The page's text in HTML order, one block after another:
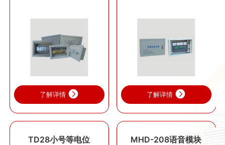
了解详情
TD28小号等电位
了解详情
MHD-208语音模块